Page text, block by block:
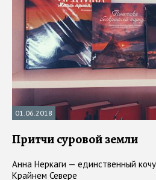
01.06.2018
Притчи суровой земли
Анна Неркаги — единственный
Крайнем Севере